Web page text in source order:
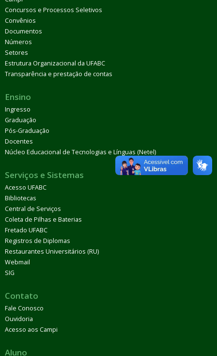
Concursos e Processos Seletivos
Convênios
Documentos
Números
Setores
Estrutura Organizacional da UFABC
Transparência e prestação de contas
Ensino
Ingresso
Graduação
Pós-Graduação
Docentes
Núcleo Educacional de Tecnologias e Línguas (Netel)
Serviços e Sistemas
Acesso UFABC
Bibliotecas
Central de Serviços
Coleta de Pilhas e Baterias
Fretado UFABC
Registros de Diplomas
Restaurantes Universitários (RU)
Webmail
SIG
Contato
Fale Conosco
Ouvidoria
Acesso aos Campi
Aluno